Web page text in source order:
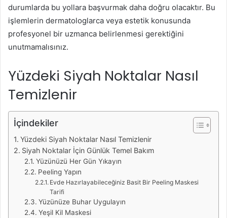
durumlarda bu yollara başvurmak daha doğru olacaktır. Bu
işlemlerin dermatologlarca veya estetik konusunda
profesyonel bir uzmanca belirlenmesi gerektiğini
unutmamalısınız.
Yüzdeki Siyah Noktalar Nasıl
Temizlenir
İçindekiler
Yüzdeki Siyah Noktalar Nasıl Temizlenir
Siyah Noktalar İçin Günlük Temel Bakım
Yüzünüzü Her Gün Yıkayın
Peeling Yapın
Evde Hazırlayabileceğiniz Basit Bir Peeling Maskesi
Tarifi
Yüzünüze Buhar Uygulayın
Yeşil Kil Maskesi